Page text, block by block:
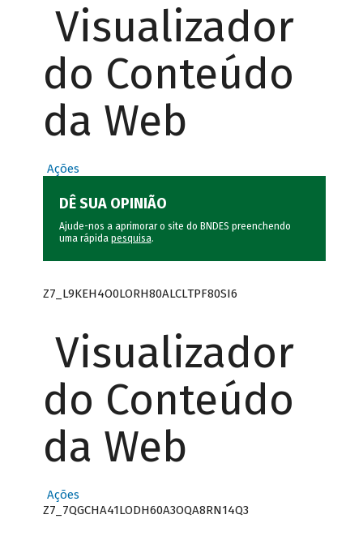
Visualizador
do Conteúdo
da Web
Ações
DÊ SUA OPINIÃO
Ajude-nos a aprimorar o site do BNDES preenchendo
uma rápida pesquisa.
Z7_L9KEH4O0LORH80ALCLTPF80SI6
Visualizador
do Conteúdo
da Web
Ações
Z7_7QGCHA41LODH60A3OQA8RN14Q3